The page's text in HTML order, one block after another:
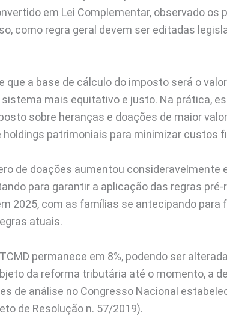
em Lei Complementar, observado os
como regra geral devem ser editadas
que a base de cálculo do imposto será o
sistema mais equitativo e justo. Na prática,
sobre heranças e doações de maior
holdings patrimoniais para minimizar custos
de doações aumentou consideravelmente
para garantir a aplicação das regras
2025, com as famílias se antecipando
atuais.
permanece em 8%, podendo ser
da reforma tributária até o momento, a
de análise no Congresso Nacional
de Resolução n. 57/2019).